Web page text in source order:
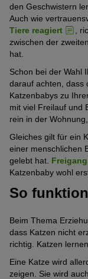
den Geschwistern
Auch wie
Tiere reagiert
,
zwischen der
hat.
Schon bei der Wahl
darauf achten, dass
Katzenbabys zu
mit viel Freilauf und
rein in der
Gleiches gilt für ein
einer menschlichen
gelebt hat. Freigang
Katzenbaby wohl
So
Beim Thema
dass Katzen nicht
richtig. Katzen
Eine Katze wird
zeigen. Sie wird